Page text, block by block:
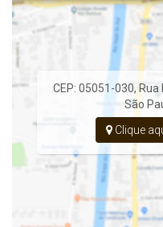
CEP: 05051-030, Rua
São
Clique